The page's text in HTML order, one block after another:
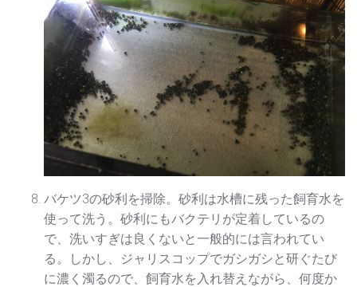
バケツ3の砂利を掃除。砂利は水槽に残った飼育水を
使って洗う。砂利にもバクテリが定着しているの
で、洗いすぎは良くないと一般的には言われてい
る。しかし、ジャリスコップでガシガシと研ぐたび
に濃く濁るので、飼育水を入れ替えながら、何度か